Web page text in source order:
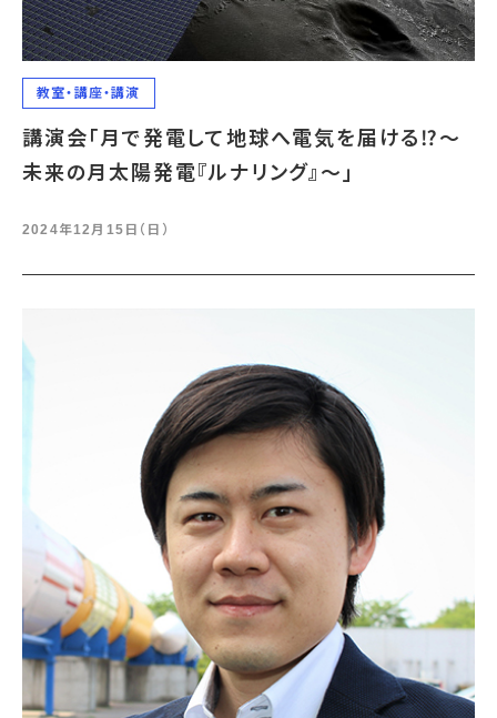
教室・講座・講演
講演会「月で発電して地球へ電気を届ける⁉～
未来の月太陽発電『ルナリング』～」
2024年12月15日（日）